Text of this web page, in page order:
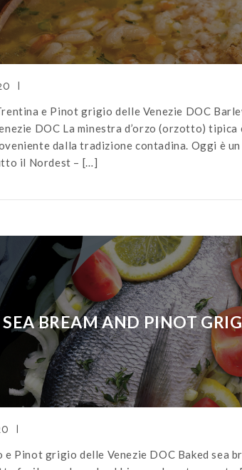
|
e Pinot grigio delle Venezie DOC
DOC La minestra d’orzo (orzotto)
dalla tradizione contadina. Oggi è
il Nordest – […]
BREAM AND PINOT
|
Pinot grigio delle Venezie DOC Baked sea